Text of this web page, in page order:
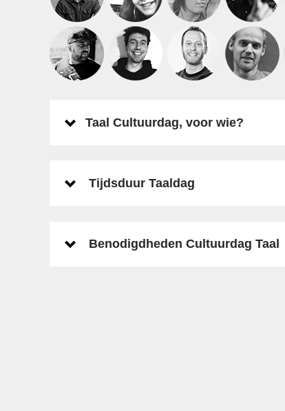
Taal Cultuurdag, voor wie?
Tijdsduur Taaldag
Benodigdheden Cultuurdag Taal